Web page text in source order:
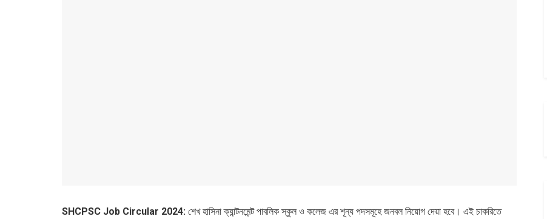
SHCPSC Job Circular 2024: শেখ হাসিনা ক্যান্টনমেন্ট পাবলিক স্কুল ও কলেজ এর শূন্য পদসমূহে জনবল নিয়োগ দেয়া হবে। এই চাকরিতে